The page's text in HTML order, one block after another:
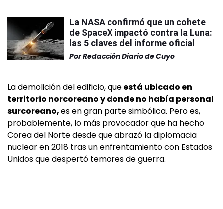
La NASA confirmó que un cohete
de SpaceX impactó contra la Luna:
las 5 claves del informe oficial
PorRedacción Diario de Cuyo
La demolición del edificio, queestá ubicado en
territorio norcoreano y donde no había personal
surcoreano,es en gran parte simbólica. Pero es,
probablemente, lo más provocador que ha hecho
Corea del Norte desde que abrazó la diplomacia
nuclear en 2018 tras un enfrentamiento con Estados
Unidos que despertó temores de guerra.